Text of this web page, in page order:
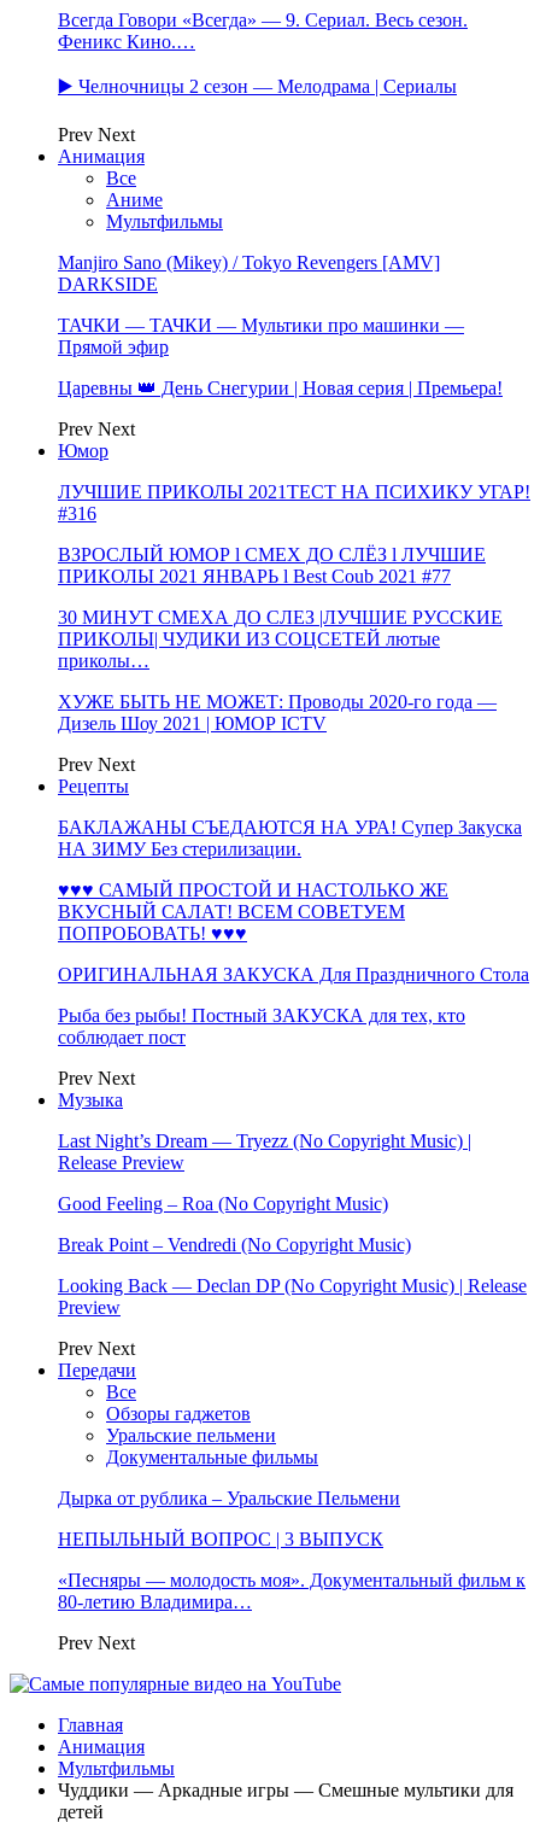
Всегда Говори «Всегда» — 9. Сериал. Весь сезон.
Феникс Кино.…
▶️ Челночницы 2 сезон — Мелодрама | Сериалы
Prev Next
Анимация
Все
Аниме
Мультфильмы
Manjiro Sano (Mikey) / Tokyo Revengers [AMV]
DARKSIDE
ТАЧКИ — ТАЧКИ — Мультики про машинки —
Прямой эфир
Царевны 👑 День Снегурии | Новая серия | Премьера!
Prev Next
Юмор
ЛУЧШИЕ ПРИКОЛЫ 2021ТЕСТ НА ПСИХИКУ УГАР!
#316
ВЗРОСЛЫЙ ЮМОР l СМЕХ ДО СЛЁЗ l ЛУЧШИЕ
ПРИКОЛЫ 2021 ЯНВАРЬ l Best Coub 2021 #77
30 МИНУТ СМЕХА ДО СЛЕЗ |ЛУЧШИЕ РУССКИЕ
ПРИКОЛЫ| ЧУДИКИ ИЗ СОЦСЕТЕЙ лютые
приколы…
ХУЖЕ БЫТЬ НЕ МОЖЕТ: Проводы 2020-го года —
Дизель Шоу 2021 | ЮМОР ICTV
Prev Next
Рецепты
БАКЛАЖАНЫ СЪЕДАЮТСЯ НА УРА! Супер Закуска
НА ЗИМУ Без стерилизации.
♥♥♥ САМЫЙ ПРОСТОЙ И НАСТОЛЬКО ЖЕ
ВКУСНЫЙ САЛАТ! ВСЕМ СОВЕТУЕМ
ПОПРОБОВАТЬ! ♥♥♥
ОРИГИНАЛЬНАЯ ЗАКУСКА Для Праздничного Стола
Рыба без рыбы! Постный ЗАКУСКА для тех, кто
соблюдает пост
Prev Next
Музыка
Last Night’s Dream — Tryezz (No Copyright Music) |
Release Preview
Good Feeling – Roa (No Copyright Music)
Break Point – Vendredi (No Copyright Music)
Looking Back — Declan DP (No Copyright Music) | Release
Preview
Prev Next
Передачи
Все
Обзоры гаджетов
Уральские пельмени
Документальные фильмы
Дырка от рублика – Уральские Пельмени
НЕПЫЛЬНЫЙ ВОПРОС | 3 ВЫПУСК
«Песняры — молодость моя». Документальный фильм к
80-летию Владимира…
Prev Next
Главная
Анимация
Мультфильмы
Чуддики — Аркадные игры — Смешные мультики для
детей